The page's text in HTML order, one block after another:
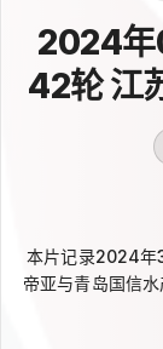
2024年
42轮 江
本片记录2024年
帝亚与青岛国信
双方在赛季阶段
画面，便于观众